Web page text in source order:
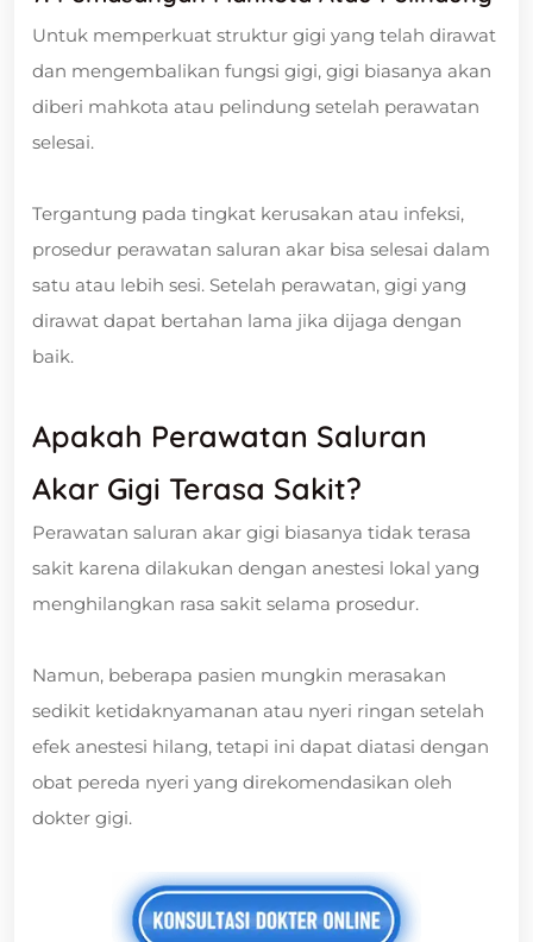
Untuk memperkuat struktur gigi yang telah dirawat
dan mengembalikan fungsi gigi, gigi biasanya akan
diberi mahkota atau pelindung setelah perawatan
selesai.
Tergantung pada tingkat kerusakan atau infeksi,
prosedur perawatan saluran akar bisa selesai dalam
satu atau lebih sesi. Setelah perawatan, gigi yang
dirawat dapat bertahan lama jika dijaga dengan
baik.
Apakah Perawatan Saluran
Akar Gigi Terasa Sakit?
Perawatan saluran akar gigi biasanya tidak terasa
sakit karena dilakukan dengan anestesi lokal yang
menghilangkan rasa sakit selama prosedur.
Namun, beberapa pasien mungkin merasakan
sedikit ketidaknyamanan atau nyeri ringan setelah
efek anestesi hilang, tetapi ini dapat diatasi dengan
obat pereda nyeri yang direkomendasikan oleh
dokter gigi.